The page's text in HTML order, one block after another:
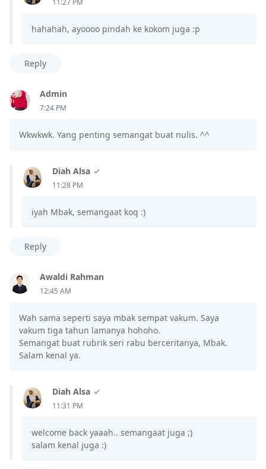
11:27 PM
hahahah, ayoooo pindah ke kokom juga :p
Reply
Admin
7:24 PM
Wkwkwk. Yang penting semangat buat nulis. ^^
Diah Alsa
11:28 PM
iyah Mbak, semangaat koq :)
Reply
Awaldi Rahman
12:45 AM
Wah sama seperti saya mbak sempat vakum. Saya
vakum tiga tahun lamanya hohoho.
Semangat buat rubrik seri rabu berceritanya, Mbak.
Salam kenal ya.
Diah Alsa
11:31 PM
welcome back yaaah.. semangaat juga ;)
salam kenal juga :)